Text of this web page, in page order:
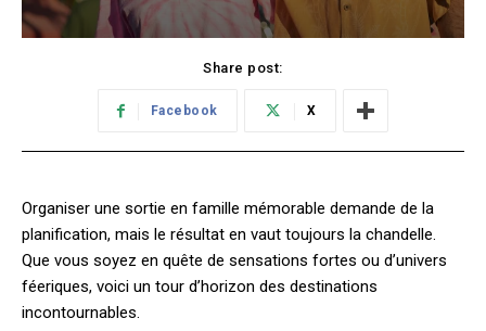
Share post:
Facebook X
Organiser une sortie en famille mémorable demande de la
planification, mais le résultat en vaut toujours la chandelle.
Que vous soyez en quête de sensations fortes ou d’univers
féeriques, voici un tour d’horizon des destinations
incontournables.